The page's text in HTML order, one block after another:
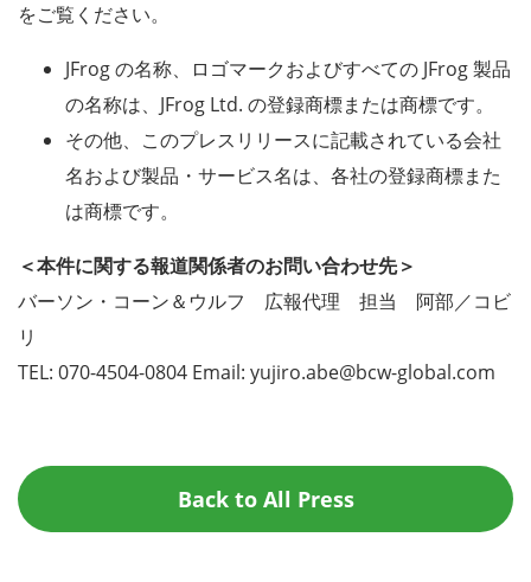
をご覧ください。
JFrog の名称、ロゴマークおよびすべての JFrog 製品
の名称は、JFrog Ltd. の登録商標または商標です。
その他、このプレスリリースに記載されている会社
名および製品・サービス名は、各社の登録商標また
は商標です。
＜本件に関する報道関係者のお問い合わせ先＞
バーソン・コーン＆ウルフ 広報代理 担当 阿部／コビ
リ
TEL: 070-4504-0804 Email: yujiro.abe@bcw-global.com
Back to All Press